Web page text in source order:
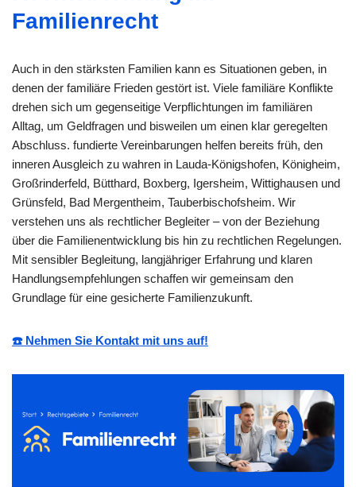
Familienrecht
Auch in den stärksten Familien kann es Situationen geben, in
denen der familiäre Frieden gestört ist. Viele familiäre Konflikte
drehen sich um gegenseitige Verpflichtungen im familiären
Alltag, um Geldfragen und bisweilen um einen klar geregelten
Abschluss. fundierte Vereinbarungen helfen bereits früh, den
inneren Ausgleich zu wahren in Lauda-Königshofen, Königheim,
Großrinderfeld, Bütthard, Boxberg, Igersheim, Wittighausen und
Grünsfeld, Bad Mergentheim, Tauberbischofsheim. Wir
verstehen uns als rechtlicher Begleiter – von der Beziehung
über die Familienentwicklung bis hin zu rechtlichen Regelungen.
Mit sensibler Begleitung, langjähriger Erfahrung und klaren
Handlungsempfehlungen schaffen wir gemeinsam den
Grundlage für eine gesicherte Familienzukunft.
☎️ Nehmen Sie Kontakt mit uns auf!